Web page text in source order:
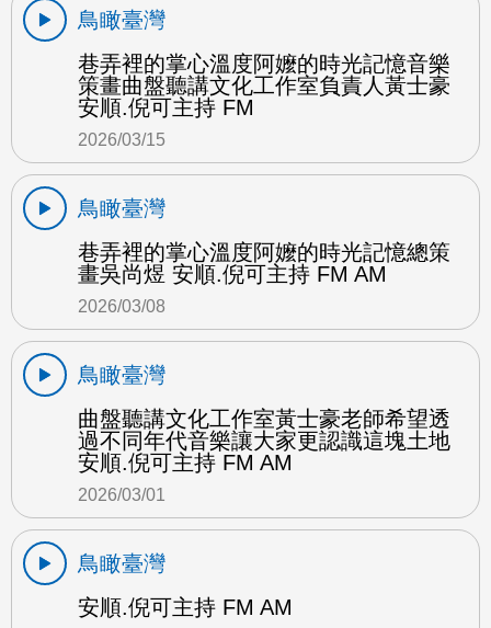
鳥瞰臺灣
巷弄裡的掌心溫度阿嬤的時光記憶音樂
策畫曲盤聽講文化工作室負責人黃士豪
安順.倪可主持 FM
2026/03/15
鳥瞰臺灣
巷弄裡的掌心溫度阿嬤的時光記憶總策
畫吳尚煜 安順.倪可主持 FM AM
2026/03/08
鳥瞰臺灣
曲盤聽講文化工作室黃士豪老師希望透
過不同年代音樂讓大家更認識這塊土地
安順.倪可主持 FM AM
2026/03/01
鳥瞰臺灣
安順.倪可主持 FM AM